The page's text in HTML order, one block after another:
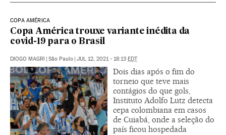
COPA AMÉRICA
Copa América trouxe variante inédita da
covid-19 para o Brasil
DIOGO MAGRI São Paulo JUL 12, 2021 - 18:13 EDT
Dois dias após o fim do
torneio que teve mais
contágios do que gols,
Instituto Adolfo Lutz detecta
cepa colombiana em casos
de Cuiabá, onde a seleção do
país ficou hospedada